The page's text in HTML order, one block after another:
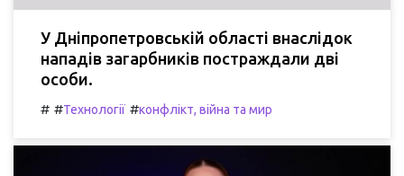
У Дніпропетровській області внаслідок
нападів загарбників постраждали дві
особи.
# #Технології #конфлікт, війна та мир